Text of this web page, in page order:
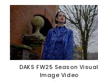
DAKS FW25 Season Visual
Image Video